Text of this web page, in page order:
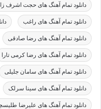
دانلود تمام آهنگ های حجت اشرف
دانلود تمام آهنگ های راغب
دانلود تمام آهنگ های رضا صادقی
دانلود تمام آهنگ های رضا کرمی تارا
دانلود تمام آهنگ های سامان جلیلی
دانلود تمام آهنگ های سینا سرلک
دانلود تمام آهنگ های علیرضا